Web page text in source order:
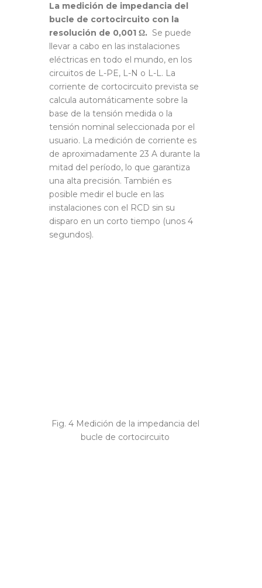
La medición de impedancia del
bucle de cortocircuito con la
resolución de 0,001 Ω. Se puede
llevar a cabo en las instalaciones
eléctricas en todo el mundo, en los
circuitos de L-PE, L-N o L-L. La
corriente de cortocircuito prevista se
calcula automáticamente sobre la
base de la tensión medida o la
tensión nominal seleccionada por el
usuario. La medición de corriente es
de aproximadamente 23 A durante la
mitad del período, lo que garantiza
una alta precisión. También es
posible medir el bucle en las
instalaciones con el RCD sin su
disparo en un corto tiempo (unos 4
segundos).
Fig. 4 Medición de la impedancia del
bucle de cortocircuito